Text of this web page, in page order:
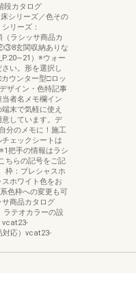
段カタログ
シリーズ／色その
リーズ：
シッサ商品カ
玄関収納ありな
）※ウォー
い。形を選択し
ウンター型□ロッ
ザイン・色特記事
者名メモ欄イン
末で気軽に使え
しています。デ
分のメモに！施工
ェックシートは
把手の情報はラシ
ちらの記号をご記
：プレシャスホ
ホワイト色をお
色枠への変更も可
商品カタログ
ラテオカラーの設
vcat23-
応）vcat23-